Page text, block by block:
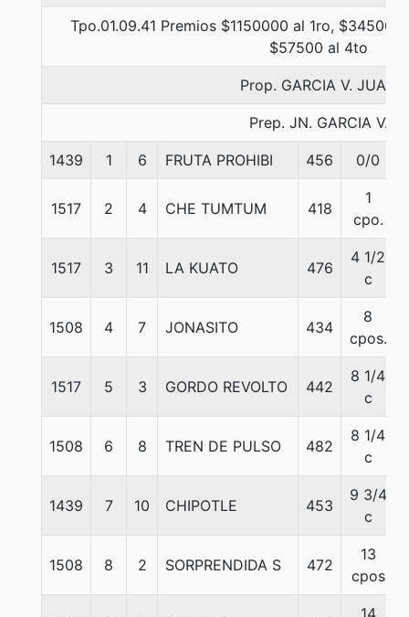
Tpo.01.09.41 Premios $1150000 al 1ro,
$57500 al 4to
Prop. GARCIA V. JUAN
Prep. JN. GARCIA V.
1439 1 6 FRUTA PROHIBI 456 0/0
1517 2 4 CHE TUMTUM 418
1
cpo.
1517 3 11 LA KUATO 476
4 1/2
c
1508 4 7 JONASITO 434
8
cpos.
1517 5 3 GORDO REVOLTO 442
8 1/4
c
1508 6 8 TREN DE PULSO 482
8 1/4
c
1439 7 10 CHIPOTLE 453
9 3/4
c
1508 8 2 SORPRENDIDA S 472
13
cpos
14